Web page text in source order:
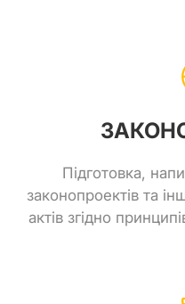
Підготовка,
законопроектів та
актів згідно